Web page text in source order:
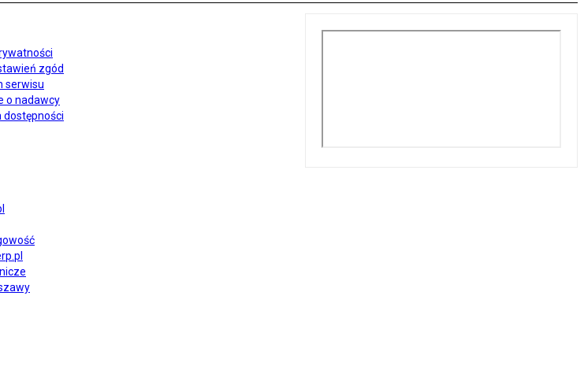
zgód
serwisu
o nadawcy
dostępności